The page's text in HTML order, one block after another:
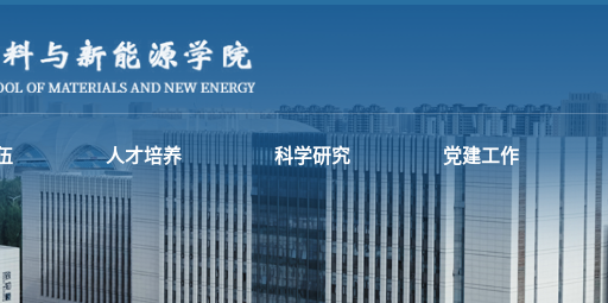
人才培养 科学研究 党建工作